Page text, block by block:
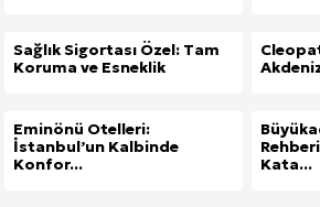
Sağlık Sigortası Özel: Tam
Koruma ve Esneklik
Eminönü Otelleri:
İstanbul’un Kalbinde
Konfor...
Kata...